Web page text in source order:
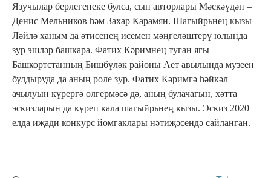
Язучылар берлегенеке булса, сын авторлары Мәскәүдән –
Денис Мельников һәм Захар Карамян. Шагыйрьнең кызы
Ләйлә ханым да әтисенең исемен мәңгеләштерү юлында
зур эшләр башкара. Фатих Кәримнең туган ягы –
Башкортстанның Бишбүләк районы Ает авылында музеен
булдыруда да аның роле зур. Фатих Кәримгә һәйкәл
ачылуын күрергә өлгермәсә дә, аның булачагын, хәтта
эскизларын да күреп кала шагыйрьнең кызы. Эскиз 2020
елда иҗади конкурс йомгаклары нәтиҗәсендә сайланган.